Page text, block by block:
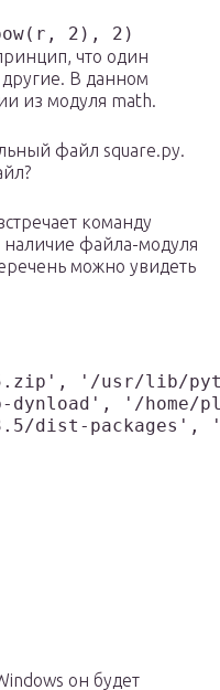
2), 2)
что один
В данном
из модуля math.
файл square.py.
команду
наличие файла-модуля
можно увидеть
'/usr/lib/
'/home/
dist-packages',
он будет